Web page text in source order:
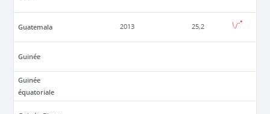
Guatemala 2013 25,2
Guinée
Guinée
équatoriale